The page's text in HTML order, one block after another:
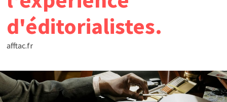
d'éditorialistes.
afftac.fr